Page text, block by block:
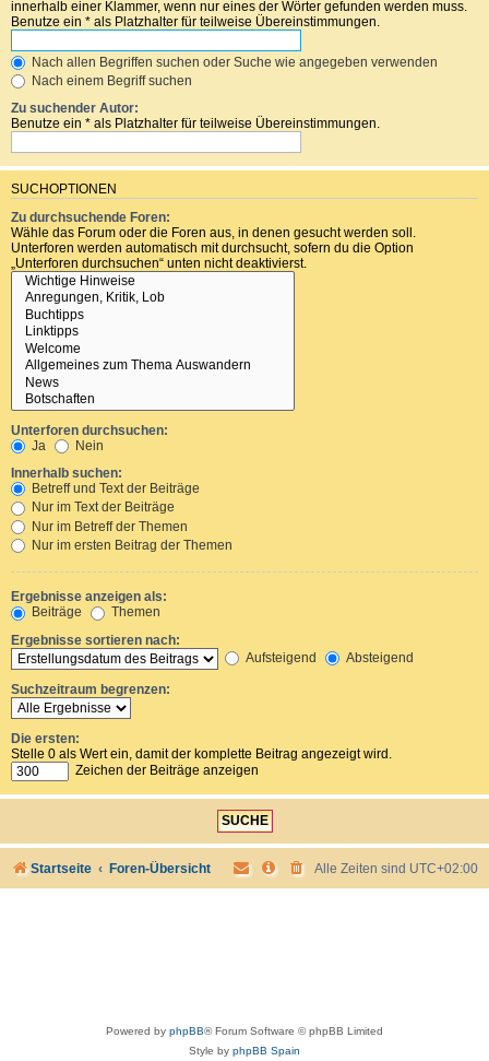
innerhalb einer Klammer, wenn nur eines der Wörter gefunden werden muss.
Benutze ein * als Platzhalter für teilweise Übereinstimmungen.
Nach allen Begriffen suchen oder Suche wie angegeben verwenden
Nach einem Begriff suchen
Zu suchender Autor:
Benutze ein * als Platzhalter für teilweise Übereinstimmungen.
SUCHOPTIONEN
Zu durchsuchende Foren:
Wähle das Forum oder die Foren aus, in denen gesucht werden soll.
Unterforen werden automatisch mit durchsucht, sofern du die Option
„Unterforen durchsuchen“ unten nicht deaktivierst.
Unterforen durchsuchen:
Ja
Nein
Innerhalb suchen:
Betreff und Text der Beiträge
Nur im Text der Beiträge
Nur im Betreff der Themen
Nur im ersten Beitrag der Themen
Ergebnisse anzeigen als:
Beiträge
Themen
Ergebnisse sortieren nach:
Aufsteigend
Absteigend
Suchzeitraum begrenzen:
Die ersten:
Stelle 0 als Wert ein, damit der komplette Beitrag angezeigt wird.
Zeichen der Beiträge anzeigen
Startseite Foren-Übersicht Alle Zeiten sind UTC+02:00
Powered by phpBB® Forum Software © phpBB Limited
Style by phpBB Spain